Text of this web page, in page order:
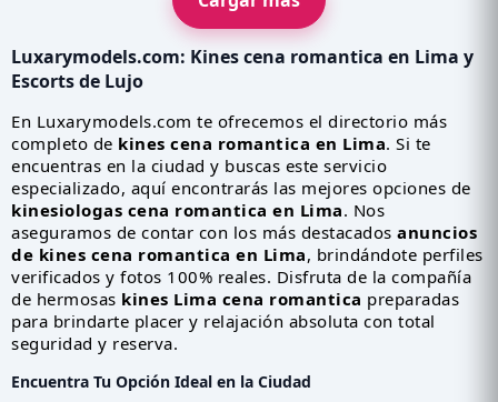
Luxarymodels.com: Kines cena romantica en Lima y
Escorts de Lujo
En Luxarymodels.com te ofrecemos el directorio más
completo de kines cena romantica en Lima. Si te
encuentras en la ciudad y buscas este servicio
especializado, aquí encontrarás las mejores opciones de
kinesiologas cena romantica en Lima. Nos
aseguramos de contar con los más destacados anuncios
de kines cena romantica en Lima, brindándote perfiles
verificados y fotos 100% reales. Disfruta de la compañía
de hermosas kines Lima cena romantica preparadas
para brindarte placer y relajación absoluta con total
seguridad y reserva.
Encuentra Tu Opción Ideal en la Ciudad